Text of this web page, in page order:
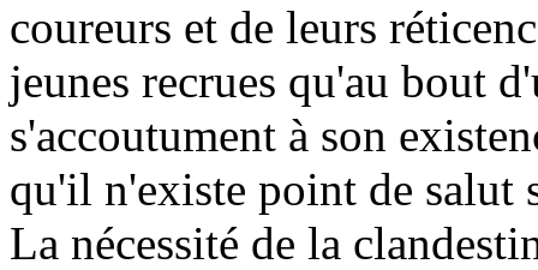
coureurs et de leurs
jeunes recrues qu'au bout
s'accoutument à son
qu'il n'existe point de salut
La nécessité de la